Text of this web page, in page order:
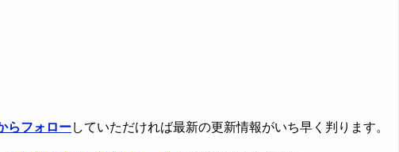
らフォローしていただければ最新の更新情報がいち早く判ります。